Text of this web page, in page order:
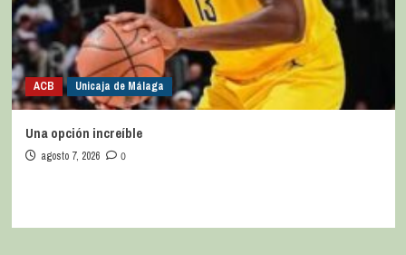
ACB Unicaja de Málaga
Una opción increíble
agosto 7, 2026 0